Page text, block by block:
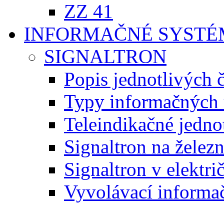
ZZ 41
INFORMAČNÉ
SIGNALTRON
Popis jednotlivých
Typy
Teleindikačné
Signaltron na
Signaltron v
Vyvolávací